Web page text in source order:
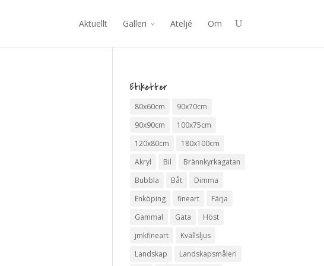
Aktuellt Galleri Ateljé Om
Etiketter
80x60cm
90x70cm
90x90cm
100x75cm
120x80cm
180x100cm
Akryl
Bil
Brännkyrkagatan
Bubbla
Båt
Dimma
Enköping
fineart
Färja
Gammal
Gata
Höst
jmkfineart
Kvällsljus
Landskap
Landskapsmåleri